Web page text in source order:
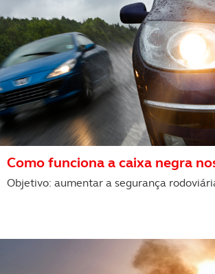
Como funciona a caixa negra
Objetivo: aumentar a segurança